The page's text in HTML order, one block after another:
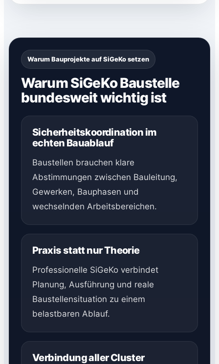
Warum Bauprojekte auf SiGeKo setzen
Warum SiGeKo Baustelle
bundesweit wichtig ist
Sicherheitskoordination im
echten Bauablauf
Baustellen brauchen klare
Abstimmungen zwischen Bauleitung,
Gewerken, Bauphasen und
wechselnden Arbeitsbereichen.
Praxis statt nur Theorie
Professionelle SiGeKo verbindet
Planung, Ausführung und reale
Baustellensituation zu einem
belastbaren Ablauf.
Verbindung aller Cluster